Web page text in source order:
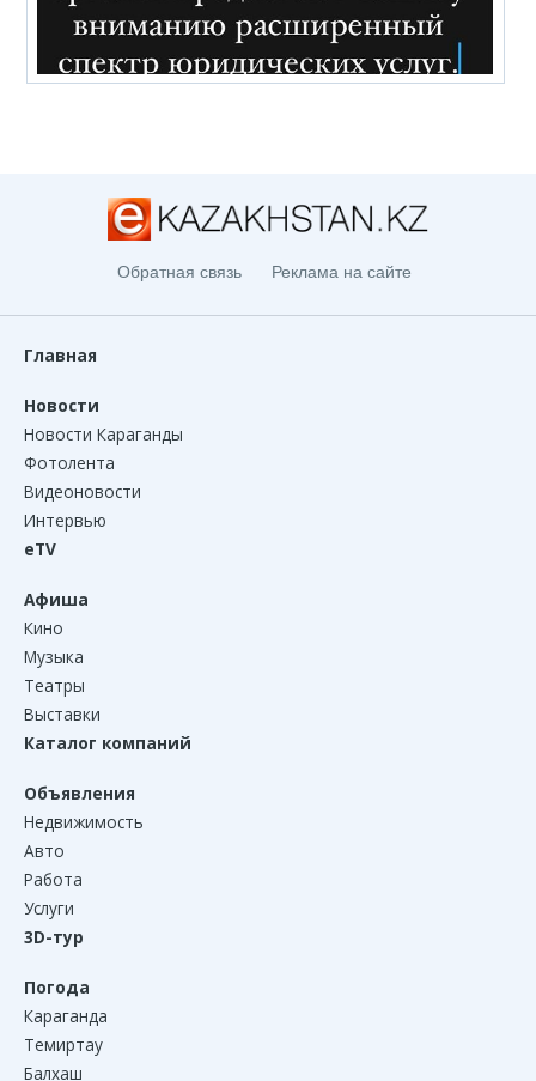
Обратная связь Реклама на сайте
Главная
Новости
Новости Караганды
Фотолента
Видеоновости
Интервью
eTV
Афиша
Кино
Музыка
Театры
Выставки
Каталог компаний
Объявления
Недвижимость
Авто
Работа
Услуги
3D-тур
Погода
Караганда
Темиртау
Балхаш